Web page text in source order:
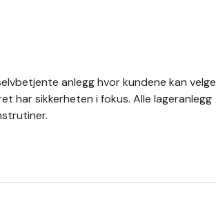
anlegg hvor kundene kan velge
har sikkerheten i fokus. Alle lageranlegg